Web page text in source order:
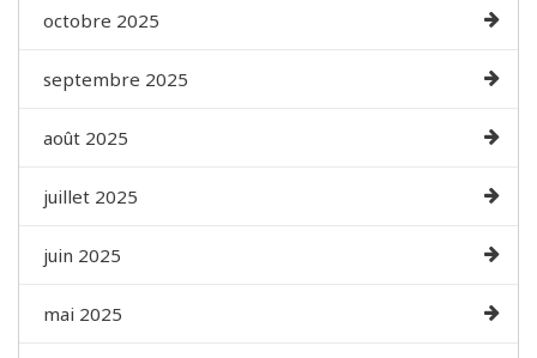
octobre 2025
septembre 2025
août 2025
juillet 2025
juin 2025
mai 2025